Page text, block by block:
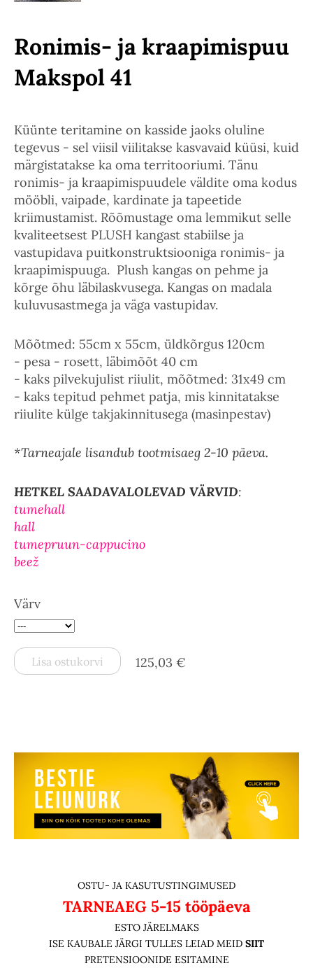
Ronimis- ja kraapimispuu
Makspol 41
Küünte teritamine on kasside jaoks oluline
tegevus - sel viisil viilitakse kasvavaid küüsi, kuid
märgistatakse ka oma territooriumi. Tänu
ronimis- ja kraapimispuudele väldite oma kodus
mööbli, vaipade, kardinate ja tapeetide
kriimustamist. Rõõmustage oma lemmikut selle
kvaliteetsest PLUSH kangast stabiilse ja
vastupidava puitkonstruktsiooniga ronimis- ja
kraapimispuuga. Plush kangas on pehme ja
kõrge õhu läbilaskvusega. Kangas on madala
kuluvusastmega ja väga vastupidav.
Mõõtmed: 55cm x 55cm, üldkõrgus 120cm
- pesa - rosett, läbimõõt 40 cm
- kaks pilvekujulist riiulit, mõõtmed: 31x49 cm
- kaks tepitud pehmet patja, mis kinnitatakse
riiulite külge takjakinnitusega (masinpestav)
*Tarneajale lisandub tootmisaeg 2-10 päeva.
HETKEL SAADAVALOLEVAD VÄRVID:
tumehall
hall
tumepruun-cappucino
beež
Värv
Lisa ostukorvi 125,03 €
OSTU- JA KASUTUSTINGIMUSED
TARNEAEG 5-15 tööpäeva
ESTO JÄRELMAKS
ISE KAUBALE JÄRGI TULLES LEIAD MEID SIIT
PRETENSIOONIDE ESITAMINE